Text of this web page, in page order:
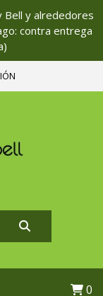
Bell y alrededores
contra entrega
0